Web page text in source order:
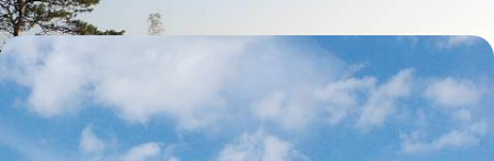
Châteaux, île verte et maison dans les arbres -
L'Estonie tous ensemble
Pédaler le long de la côte, remonter le temps à Tallinn, s'initier au
sauna, rebondir sur les tourbières